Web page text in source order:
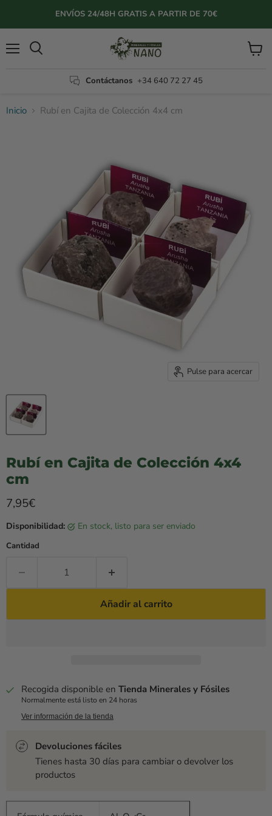
ENVÍOS 24/48H GRATIS A PARTIR DE 70€
Contáctanos +34 640 72 27 45
Ver
Inicio Rubí en Cajita de Colección 4x4 cm
Pulse para acercar
Rubí en Cajita de Colección 4x4
cm
Precio rebajado
7,95€
Disponibilidad: en stock, listo para ser enviado
Cantidad
Añadir al carrito
Recogida disponible en Tienda Minerales y Fósiles
Normalmente está listo en 24 horas
Ver información de la tienda
Devoluciones fáciles
Tienes hasta 30 días para cambiar o devolver los
productos